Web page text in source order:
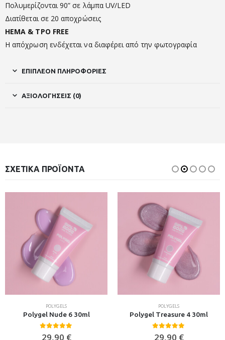
Πολυμερίζονται 90” σε λάμπα UV/LED
Διατίθεται σε 20 αποχρώσεις
HEMA & TPO FREE
Η απόχρωση ενδέχεται να διαφέρει από την φωτογραφία
ΕΠΙΠΛΈΟΝ ΠΛΗΡΟΦΟΡΊΕΣ
ΑΞΙΟΛΟΓΉΣΕΙΣ (0)
ΣΧΕΤΙΚΆ ΠΡΟΪΌΝΤΑ
POLYGELS
Polygel Nude 6 30ml
0out of 5
29,90 €
POLYGELS
Polygel Treasure 4 30ml
0out of 5
29,90 €